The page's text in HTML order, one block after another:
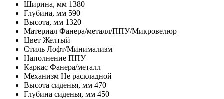
Ширина, мм 1380
Глубина, мм 590
Высота, мм 1320
Материал Фанера/металл/ППУ/Микровелюр
Цвет Желтый
Стиль Лофт/Минимализм
Наполнение ППУ
Каркас Фанера/металл
Механизм Не раскладной
Высота сиденья, мм 470
Глубина сиденья, мм 450